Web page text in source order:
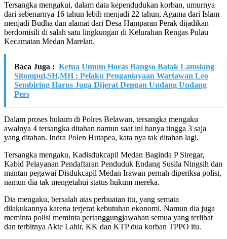
Tersangka mengakui, dalam data kependudukan korban, umurnya
dari sebenarnya 16 tahun lebih menjadi 22 tahun, Agama dari Islam
menjadi Budha dan alamat dari Desa Hamparan Perak dijadikan
berdomisili di salah satu lingkungan di Kelurahan Rengas Pulau
Kecamatan Medan Marelan.
Baca Juga : Ketua Umum Horas Bangso Batak Lamsiang
Sitompul,SH,MH : Pelaku Penganiayaan Wartawan Leo
Sembiring Harus Juga Dijerat Dengan Undang Undang
Pers
Dalam proses hukum di Polres Belawan, tersangka mengaku
awalnya 4 tersangka ditahan namun saat ini hanya tingga 3 saja
yang ditahan. Indra Polen Hutapea, kata nya tak ditahan lagi.
Tersangka mengaku, Kadisdukcapil Medan Baginda P Siregar,
Kabid Pelayanan Pendaftaran Penduduk Endang Susila Ningsih dan
mantan pegawai Disdukcapil Medan Irawan pernah diperiksa polisi,
namun dia tak mengetahui status hukum mereka.
Dia mengaku, bersalah atas perbuatan itu, yang semata
dilakukannya karena terjerat kebutuhan ekonomi. Namun dia juga
meminta polisi meminta pertanggungjawaban semua yang terlibat
dan terbitnya Akte Lahir, KK dan KTP dua korban TPPO itu.